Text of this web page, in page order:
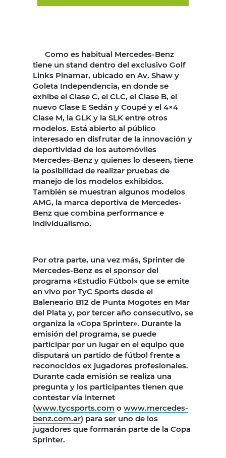
Como es habitual Mercedes-Benz
tiene un stand dentro del exclusivo Golf
Links Pinamar, ubicado en Av. Shaw y
Goleta Independencia, en donde se
exhibe el Clase C, el CLC, el Clase B, el
nuevo Clase E Sedán y Coupé y el 4×4
Clase M, la GLK y la SLK entre otros
modelos. Está abierto al público
interesado en disfrutar de la innovación y
deportividad de los automóviles
Mercedes-Benz y quienes lo deseen, tiene
la posibilidad de realizar pruebas de
manejo de los modelos exhibidos.
También se muestran algunos modelos
AMG, la marca deportiva de Mercedes-
Benz que combina performance e
individualismo.
Por otra parte, una vez más, Sprinter de
Mercedes-Benz es el sponsor del
programa «Estudio Fútbol» que se emite
en vivo por TyC Sports desde el
Baleneario B12 de Punta Mogotes en Mar
del Plata y, por tercer año consecutivo, se
organiza la «Copa Sprinter». Durante la
emisión del programa, se puede
participar por un lugar en el equipo que
disputará un partido de fútbol frente a
reconocidos ex jugadores profesionales.
Durante cada emisión se realiza una
pregunta y los participantes tienen que
contestar vía internet
(www.tycsports.com o www.mercedes-
benz.com.ar) para ser uno de los
jugadores que formarán parte de la Copa
Sprinter.